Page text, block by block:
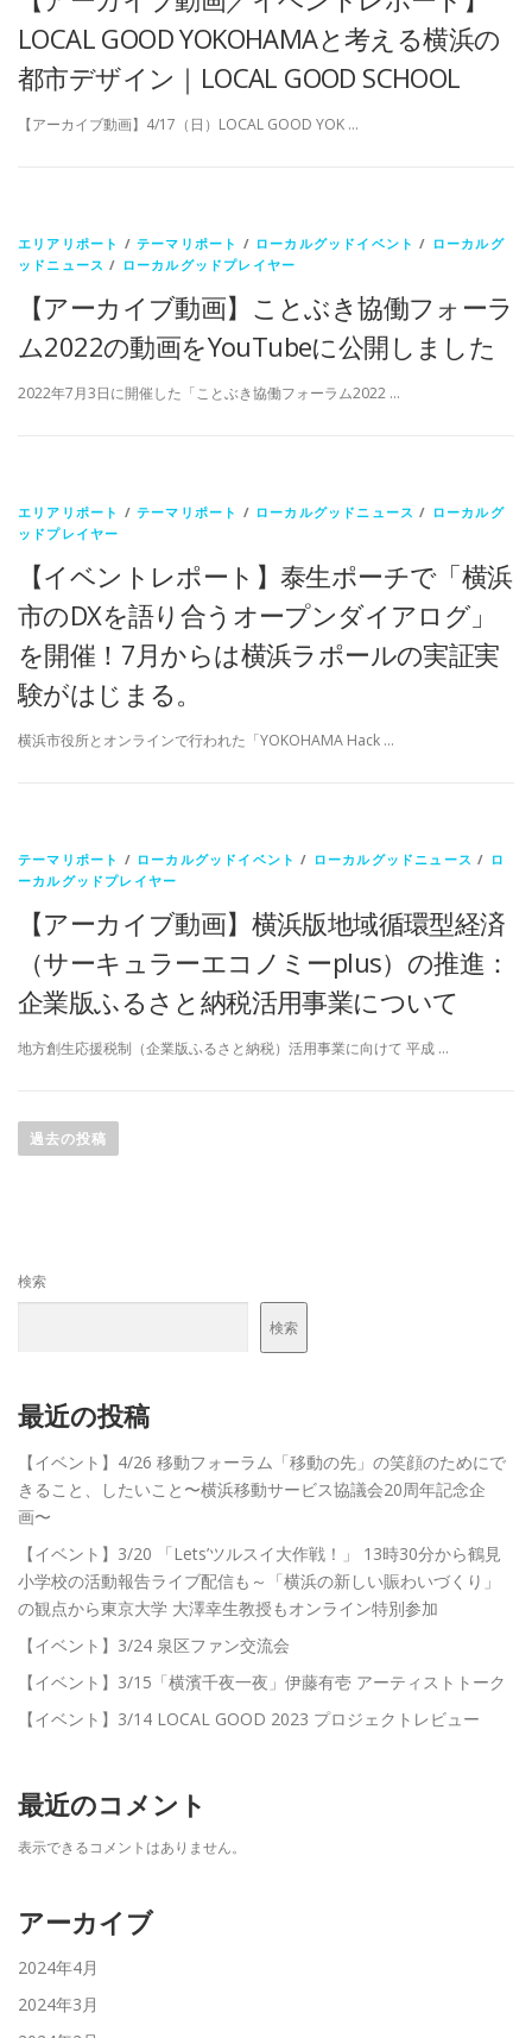
LOCAL GOOD YOKOHAMAと考える横浜の
都市デザイン｜LOCAL GOOD SCHOOL
【アーカイブ動画】4/17（日）LOCAL GOOD YOK …
エリアリポート /テーマリポート / ローカルグッドイベント / ローカルグ
ッドニュース / ローカルグッドプレイヤー
【アーカイブ動画】ことぶき協働フォーラ
ム2022の動画をYouTubeに公開しました
2022年7月3日に開催した「ことぶき協働フォーラム2022 …
エリアリポート /テーマリポート / ローカルグッドニュース / ローカルグ
ッドプレイヤー
【イベントレポート】泰生ポーチで「横浜
市のDXを語り合うオープンダイアログ」
を開催！7月からは横浜ラポールの実証実
験がはじまる。
横浜市役所とオンラインで行われた「YOKOHAMA Hack …
テーマリポート / ローカルグッドイベント / ローカルグッドニュース / ロ
ーカルグッドプレイヤー
【アーカイブ動画】横浜版地域循環型経済
（サーキュラーエコノミーplus）の推進：
企業版ふるさと納税活用事業について
地方創生応援税制（企業版ふるさと納税）活用事業に向けて 平成 …
稿
シ
過去の投稿
検索
検索
最近の投稿
【イベント】4/26 移動フォーラム「移動の先」の笑顔のためにで
きること、したいこと〜横浜移動サービス協議会20周年記念企
画〜
【イベント】3/20 「Lets’ツルスイ大作戦！」 13時30分から鶴見
小学校の活動報告ライブ配信も～「横浜の新しい賑わいづくり」
の観点から東京大学 大澤幸生教授もオンライン特別参加
【イベント】3/24 泉区ファン交流会
【イベント】3/15「横濱千夜一夜」伊藤有壱 アーティストトーク
【イベント】3/14 LOCAL GOOD 2023 プロジェクトレビュー
最近のコメント
表示できるコメントはありません。
アーカイブ
2024年4月
2024年3月